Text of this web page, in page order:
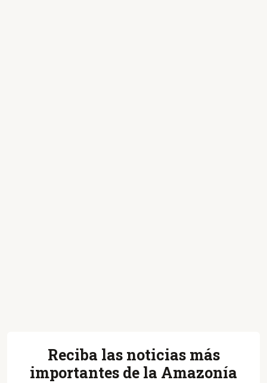
Reciba las noticias más
importantes de la Amazonía